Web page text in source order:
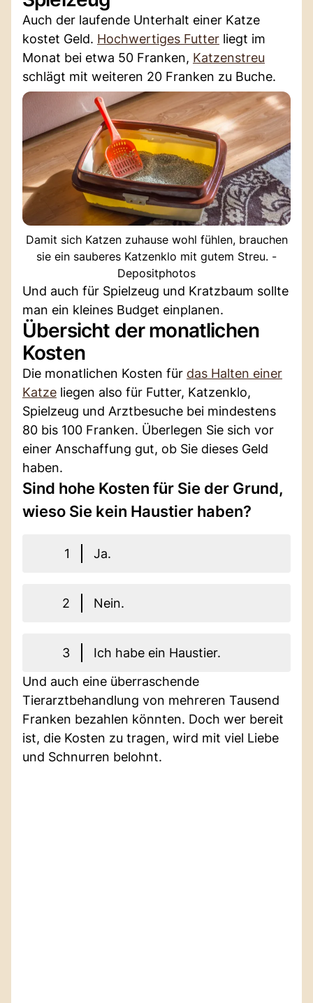
Auch der laufende Unterhalt einer Katze
kostet Geld. Hochwertiges Futter liegt im
Monat bei etwa 50 Franken, Katzenstreu
schlägt mit weiteren 20 Franken zu Buche.
Damit sich Katzen zuhause wohl fühlen, brauchen
sie ein sauberes Katzenklo mit gutem Streu. -
Depositphotos
Und auch für Spielzeug und Kratzbaum sollte
man ein kleines Budget einplanen.
Übersicht der monatlichen
Kosten
Die monatlichen Kosten für das Halten einer
Katze liegen also für Futter, Katzenklo,
Spielzeug und Arztbesuche bei mindestens
80 bis 100 Franken. Überlegen Sie sich vor
einer Anschaffung gut, ob Sie dieses Geld
haben.
Sind hohe Kosten für Sie der Grund,
wieso Sie kein Haustier haben?
1 Ja.
2 Nein.
3
Ich habe ein Haustier.
Und auch eine überraschende
Tierarztbehandlung von mehreren Tausend
Franken bezahlen könnten. Doch wer bereit
ist, die Kosten zu tragen, wird mit viel Liebe
und Schnurren belohnt.